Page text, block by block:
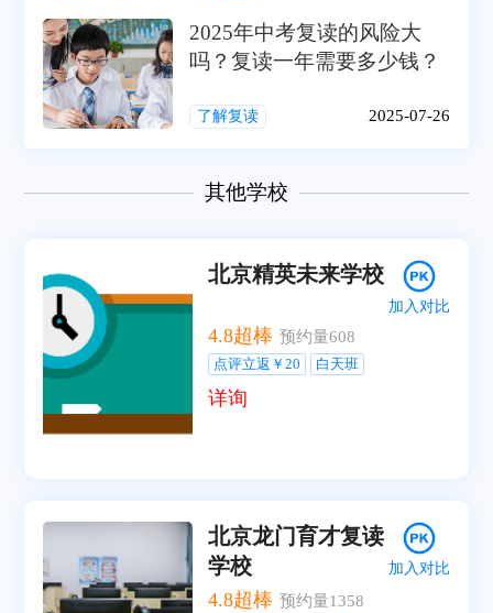
2025年中考复读的风险大
吗？复读一年需要多少钱？
了解复读 2025-07-26
其他学校
北京精英未来学校
加入对比
4.8超棒 预约量608
点评立返￥20 白天班
详询
北京龙门育才复读
学校
加入对比
4.8超棒 预约量1358